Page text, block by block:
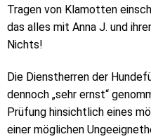
Tragen von Klamotten
das alles mit Anna J. und
Nichts!
Die Dienstherren der
dennoch „sehr ernst“
Prüfung hinsichtlich eines
einer möglichen